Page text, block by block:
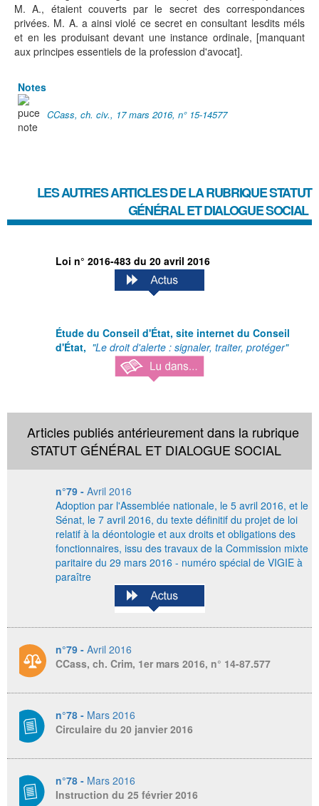
M. A., étaient couverts par le secret des correspondances
privées. M. A. a ainsi violé ce secret en consultant lesdits méls
et en les produisant devant une instance ordinale, [manquant
aux principes essentiels de la profession d'avocat].
Notes
CCass, ch. civ., 17 mars 2016, n° 15-14577
LES AUTRES ARTICLES DE LA RUBRIQUESTATUT
GÉNÉRAL ET DIALOGUE SOCIAL
Loi n° 2016-483 du 20 avril 2016
Étude du Conseil d'État, site internet du Conseil
d'État, "Le droit d'alerte : signaler, traiter, protéger"
Articles publiés antérieurement dans la rubrique
STATUT GÉNÉRAL ET DIALOGUE SOCIAL
n°79 - Avril 2016
Adoption par l'Assemblée nationale, le 5 avril 2016, et le
Sénat, le 7 avril 2016, du texte définitif du projet de loi
relatif à la déontologie et aux droits et obligations des
fonctionnaires, issu des travaux de la Commission mixte
paritaire du 29 mars 2016 - numéro spécial de VIGIE à
paraître
n°79 - Avril 2016
CCass, ch. Crim, 1er mars 2016, n° 14-87.577
n°78 - Mars 2016
Circulaire du 20 janvier 2016
n°78 - Mars 2016
Instruction du 25 février 2016